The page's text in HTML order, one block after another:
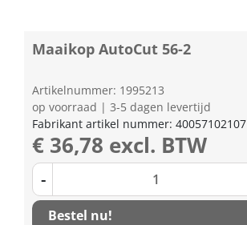
Maaikop AutoCut 56-2
Artikelnummer: 1995213
op voorraad | 3-5 dagen levertijd
Fabrikant artikel nummer: 40057102107
€ 36,78 excl. BTW
-
Bestel nu!